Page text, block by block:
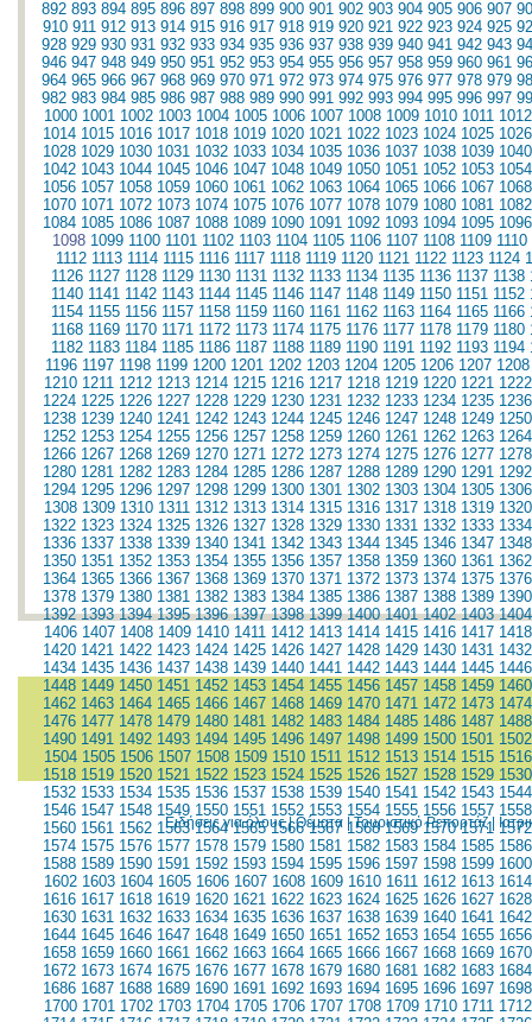
892 893 894 895 896 897 898 899 900 901 902 903 904 905 906 907
910 911 912 913 914 915 916 917 918 919 920 921 922 923 924 925
928 929 930 931 932 933 934 935 936 937 938 939 940 941 942 943
946 947 948 949 950 951 952 953 954 955 956 957 958 959 960 961
964 965 966 967 968 969 970 971 972 973 974 975 976 977 978 979
982 983 984 985 986 987 988 989 990 991 992 993 994 995 996 997
1000 1001 1002 1003 1004 1005 1006 1007 1008 1009 1010 1011 1012
1014 1015 1016 1017 1018 1019 1020 1021 1022 1023 1024 1025 1026
1028 1029 1030 1031 1032 1033 1034 1035 1036 1037 1038 1039 1040
1042 1043 1044 1045 1046 1047 1048 1049 1050 1051 1052 1053 1054
1056 1057 1058 1059 1060 1061 1062 1063 1064 1065 1066 1067 1068
1070 1071 1072 1073 1074 1075 1076 1077 1078 1079 1080 1081 1082
1084 1085 1086 1087 1088 1089 1090 1091 1092 1093 1094 1095 1096
1098 1099 1100 1101 1102 1103 1104 1105 1106 1107 1108 1109 1110
1112 1113 1114 1115 1116 1117 1118 1119 1120 1121 1122 1123 1124
1126 1127 1128 1129 1130 1131 1132 1133 1134 1135 1136 1137 1138
1140 1141 1142 1143 1144 1145 1146 1147 1148 1149 1150 1151 1152
1154 1155 1156 1157 1158 1159 1160 1161 1162 1163 1164 1165 1166
1168 1169 1170 1171 1172 1173 1174 1175 1176 1177 1178 1179 1180
1182 1183 1184 1185 1186 1187 1188 1189 1190 1191 1192 1193 1194
1196 1197 1198 1199 1200 1201 1202 1203 1204 1205 1206 1207 1208
1210 1211 1212 1213 1214 1215 1216 1217 1218 1219 1220 1221 1222
1224 1225 1226 1227 1228 1229 1230 1231 1232 1233 1234 1235 1236
1238 1239 1240 1241 1242 1243 1244 1245 1246 1247 1248 1249 1250
1252 1253 1254 1255 1256 1257 1258 1259 1260 1261 1262 1263 1264
1266 1267 1268 1269 1270 1271 1272 1273 1274 1275 1276 1277 1278
1280 1281 1282 1283 1284 1285 1286 1287 1288 1289 1290 1291 1292
1294 1295 1296 1297 1298 1299 1300 1301 1302 1303 1304 1305 1306
1308 1309 1310 1311 1312 1313 1314 1315 1316 1317 1318 1319 1320
1322 1323 1324 1325 1326 1327 1328 1329 1330 1331 1332 1333 1334
1336 1337 1338 1339 1340 1341 1342 1343 1344 1345 1346 1347 1348
1350 1351 1352 1353 1354 1355 1356 1357 1358 1359 1360 1361 1362
1364 1365 1366 1367 1368 1369 1370 1371 1372 1373 1374 1375 1376
1378 1379 1380 1381 1382 1383 1384 1385 1386 1387 1388 1389 1390
1392 1393 1394 1395 1396 1397 1398 1399 1400 1401 1402 1403 1404
1406 1407 1408 1409 1410 1411 1412 1413 1414 1415 1416 1417 1418
1420 1421 1422 1423 1424 1425 1426 1427 1428 1429 1430 1431 1432
1434 1435 1436 1437 1438 1439 1440 1441 1442 1443 1444 1445 1446
1448 1449 1450 1451 1452 1453 1454 1455 1456 1457 1458 1459 1460
1462 1463 1464 1465 1466 1467 1468 1469 1470 1471 1472 1473 1474
1476 1477 1478 1479 1480 1481 1482 1483 1484 1485 1486 1487 1488
1490 1491 1492 1493 1494 1495 1496 1497 1498 1499 1500 1501 1502
1504 1505 1506 1507 1508 1509 1510 1511 1512 1513 1514 1515 1516
1518 1519 1520 1521 1522 1523 1524 1525 1526 1527 1528 1529 1530
1532 1533 1534 1535 1536 1537 1538 1539 1540 1541 1542 1543 1544
1546 1547 1548 1549 1550 1551 1552 1553 1554 1555 1556 1557 1558
1560 1561 1562 1563 1564 1565 1566 1567 1568 1569 1570 1571 1572
1574 1575 1576 1577 1578 1579 1580 1581 1582 1583 1584 1585 1586
1588 1589 1590 1591 1592 1593 1594 1595 1596 1597 1598 1599 1600
1602 1603 1604 1605 1606 1607 1608 1609 1610 1611 1612 1613 1614
1616 1617 1618 1619 1620 1621 1622 1623 1624 1625 1626 1627 1628
1630 1631 1632 1633 1634 1635 1636 1637 1638 1639 1640 1641 1642
1644 1645 1646 1647 1648 1649 1650 1651 1652 1653 1654 1655 1656
1658 1659 1660 1661 1662 1663 1664 1665 1666 1667 1668 1669 1670
1672 1673 1674 1675 1676 1677 1678 1679 1680 1681 1682 1683 1684
1686 1687 1688 1689 1690 1691 1692 1693 1694 1695 1696 1697 1698
1700 1701 1702 1703 1704 1705 1706 1707 1708 1709 1710 1711 1712
Ειδήσεις για όλους|Θέματα|Τουριστικό Ρεπορτάζ|